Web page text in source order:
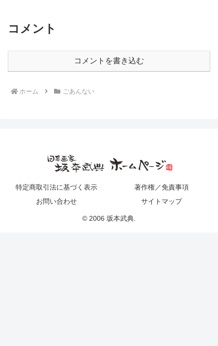
コメント
コメントを書き込む
ホーム ごあんない
特定商取引法に基づく表示
著作権／免責事項
お問い合わせ
サイトマップ
© 2006 坂本武典.